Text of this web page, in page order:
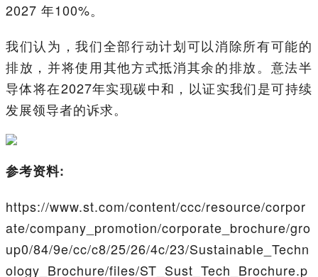
2027 年100%。
我们认为，我们全部行动计划可以消除所有可能的
排放，并将使用其他方式抵消其余的排放。意法半
导体将在2027年实现碳中和，以证实我们是可持续
发展领导者的诉求。
参考资料:
https://www.st.com/content/ccc/resource/corpor
ate/company_promotion/corporate_brochure/gro
up0/84/9e/cc/c8/25/26/4c/23/Sustainable_Techn
ology_Brochure/files/ST_Sust_Tech_Brochure.p